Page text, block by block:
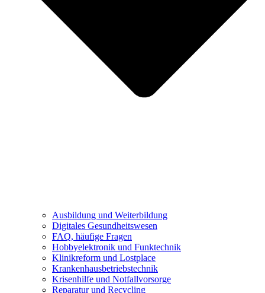
Ausbildung und Weiterbildung
Digitales Gesundheitswesen
FAQ, häufige Fragen
Hobbyelektronik und Funktechnik
Klinikreform und Lostplace
Krankenhausbetriebstechnik
Krisenhilfe und Notfallvorsorge
Reparatur und Recycling